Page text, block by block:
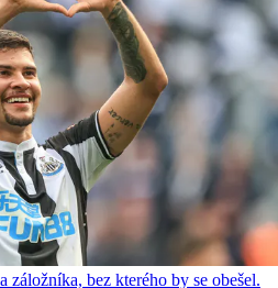
záložníka, bez kterého by se obešel.